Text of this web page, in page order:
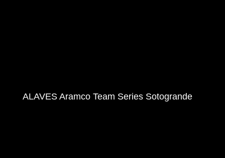
ALAVES Aramco Team Series Sotogrande